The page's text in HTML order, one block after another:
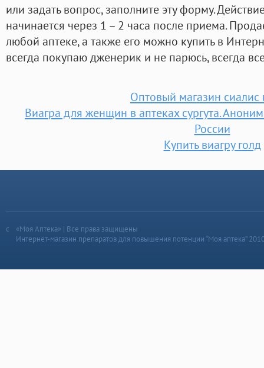
или задать вопрос, заполните эту форму.
начинается через 1 – 2 часа после приема.
любой аптеке, а также его можно купить в
всегда покупаю дженерик и не парюсь, всегда
Оптовый магазин сиалис
Виагра для женщин в аптеках сургута.
России
Купить виагру голд
«Моя Аптека» | Все права защищены
Интернет-магазин препаратов для повышения потенции “Моя аптека”